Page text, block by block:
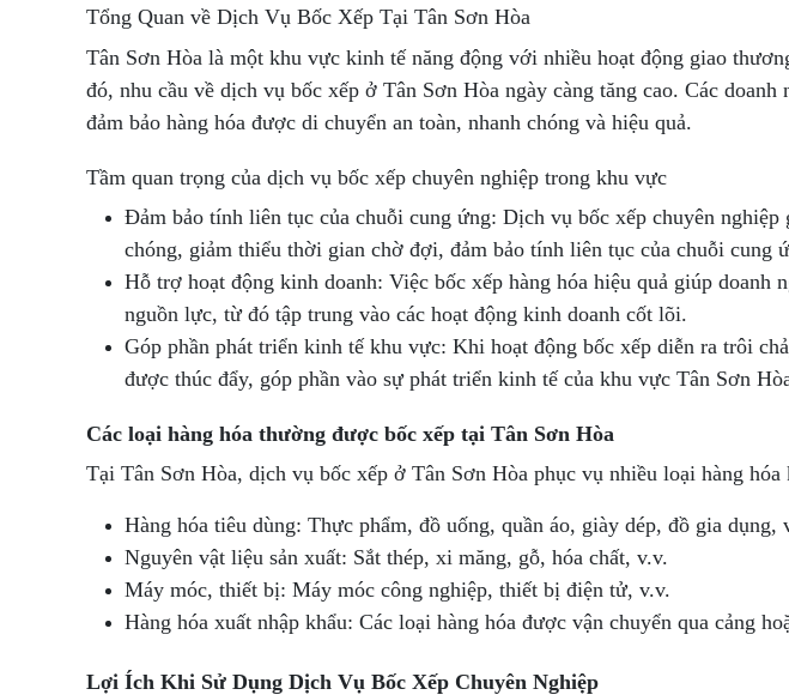
Tổng Quan về Dịch Vụ Bốc Xếp Tại Tân Sơn Hòa
Tân Sơn Hòa là một khu vực kinh tế năng động với nhiều hoạt động giao
đó, nhu cầu về dịch vụ bốc xếp ở Tân Sơn Hòa ngày càng tăng cao. Các doanh
đảm bảo hàng hóa được di chuyển an toàn, nhanh chóng và hiệu quả.
Tầm quan trọng của dịch vụ bốc xếp chuyên nghiệp trong khu vực
Đảm bảo tính liên tục của chuỗi cung ứng: Dịch vụ bốc xếp chuyên nghiệp
chóng, giảm thiểu thời gian chờ đợi, đảm bảo tính liên tục của chuỗi cung
Hỗ trợ hoạt động kinh doanh: Việc bốc xếp hàng hóa hiệu quả giúp
nguồn lực, từ đó tập trung vào các hoạt động kinh doanh cốt lõi.
Góp phần phát triển kinh tế khu vực: Khi hoạt động bốc xếp diễn ra trôi
được thúc đẩy, góp phần vào sự phát triển kinh tế của khu vực Tân Sơn
Các loại hàng hóa thường được bốc xếp tại Tân Sơn Hòa
Tại Tân Sơn Hòa, dịch vụ bốc xếp ở Tân Sơn Hòa phục vụ nhiều loại hàng hóa
Hàng hóa tiêu dùng: Thực phẩm, đồ uống, quần áo, giày dép, đồ gia dụng,
Nguyên vật liệu sản xuất: Sắt thép, xi măng, gỗ, hóa chất, v.v.
Máy móc, thiết bị: Máy móc công nghiệp, thiết bị điện tử, v.v.
Hàng hóa xuất nhập khẩu: Các loại hàng hóa được vận chuyển qua cảng
Lợi Ích Khi Sử Dụng Dịch Vụ Bốc Xếp Chuyên Nghiệp